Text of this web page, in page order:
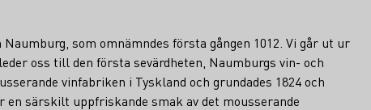
som omnämndes första gången 1012. Vi går ut ur
oss till den första sevärdheten, Naumburgs vin- och
vinfabriken i Tyskland och grundades 1824 och
särskilt uppfriskande smak av det mousserande